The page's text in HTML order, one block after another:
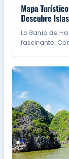
Mapa
Descubre
La Bahía de
fascinante.